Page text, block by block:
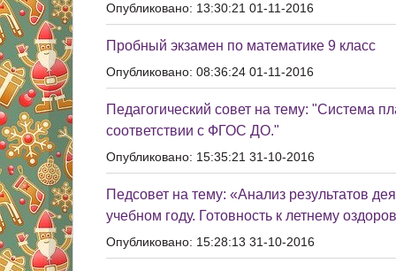
Опубликовано: 13:30:21 01-11-2016
Пробный экзамен по математике 9 класс
Опубликовано: 08:36:24 01-11-2016
Педагогический совет на тему: "Система
соответствии с ФГОС ДО."
Опубликовано: 15:35:21 31-10-2016
Педсовет на тему: «Анализ результатов
учебном году. Готовность к летнему
Опубликовано: 15:28:13 31-10-2016